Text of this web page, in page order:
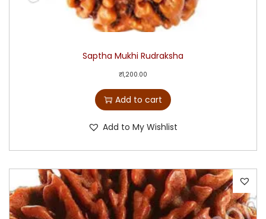
Saptha Mukhi Rudraksha
₹1,200.00
Add to cart
Add to My Wishlist